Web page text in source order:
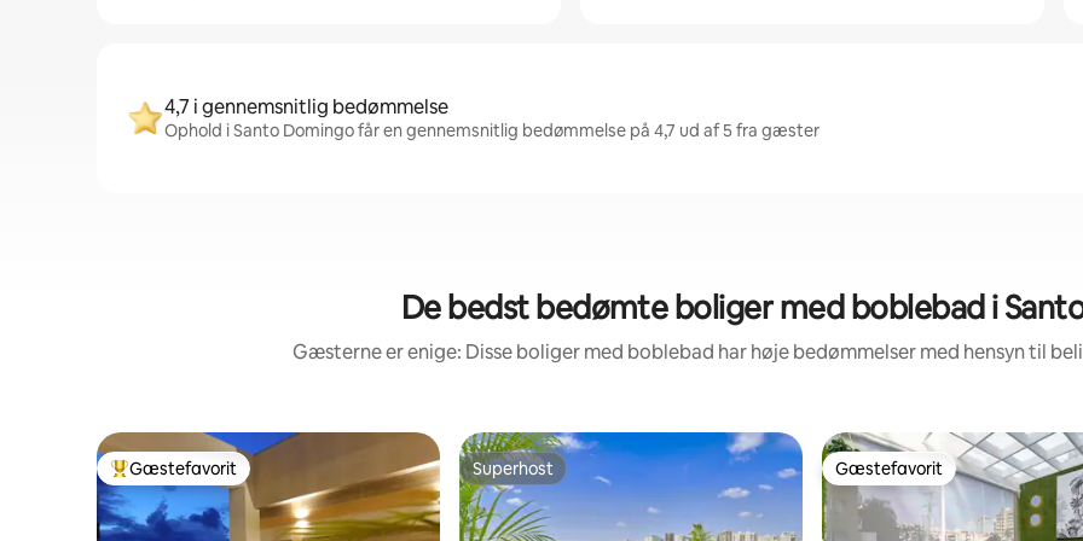
4,7 i gennemsnitlig bedømmelse
Ophold i Santo Domingo får en gennemsnitlig bedømmelse på 4,7 ud af 5 fra gæster
De bedst bedømte boliger med boblebad i
Gæsterne er enige: Disse boliger med boblebad har høje bedømmelser med hensyn til
Bedste gæstefavorit
Gæstefavorit Superhost
Superhost Gæstefavorit
Gæstefavorit